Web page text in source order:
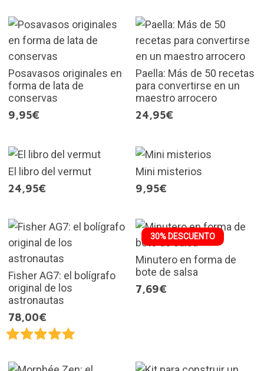
Posavasos originales en
forma de lata de
conservas
9,95€
Paella: Más de 50 recetas
para convertirse en un
maestro arrocero
24,95€
El libro del vermut
24,95€
Mini misterios
9,95€
Fisher AG7: el bolígrafo
original de los
astronautas
78,00€
30% DESCUENTO
Minutero en forma de
bote de salsa
7,69€